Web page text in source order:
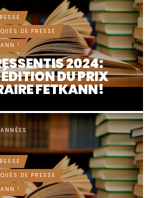
DE PRESSE
!
2024:
ÉDITION DU PRIX
FETKANN!
DE PRESSE
!